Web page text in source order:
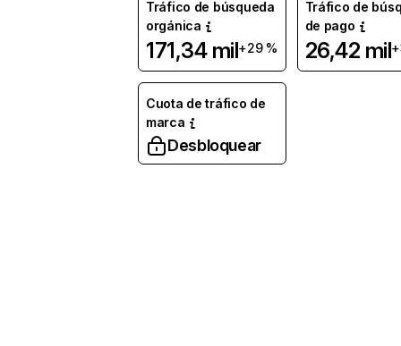
Tráfico de búsqueda
orgánica
171,34 mil+29 %
Tráfico de
de pago
26,42 mil
Cuota de tráfico de
marca
Desbloquear